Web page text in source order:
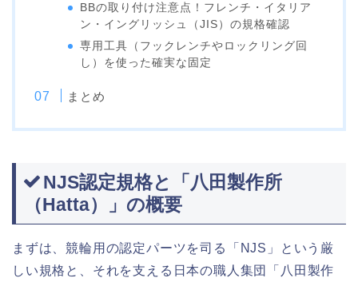
BBの取り付け注意点！フレンチ・イタリア
ン・イングリッシュ（JIS）の規格確認
専用工具（フックレンチやロックリング回
し）を使った確実な固定
まとめ
NJS認定規格と「八田製作所
（Hatta）」の概要
まずは、競輪用の認定パーツを司る「NJS」という厳
しい規格と、それを支える日本の職人集団「八田製作